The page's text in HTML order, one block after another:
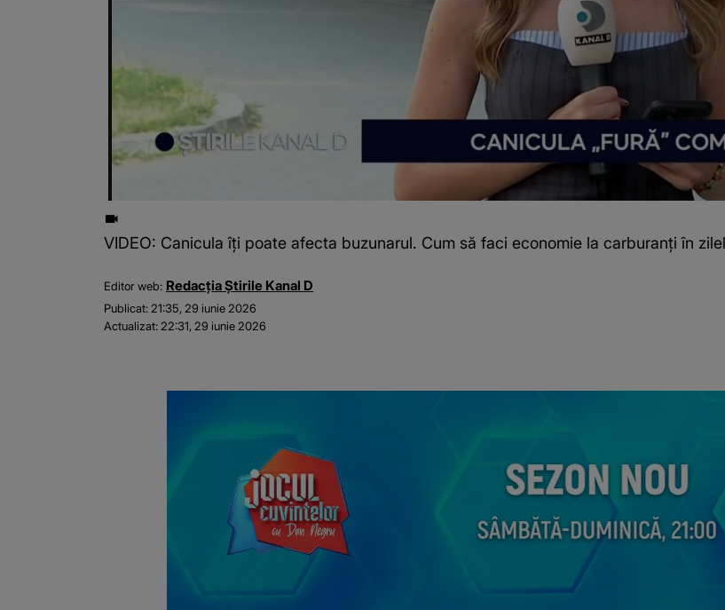
VIDEO: Canicula îți poate afecta buzunarul. Cum să faci economie la carburanți în
Editor web: Redacția Știrile Kanal D
Publicat:21:35, 29 iunie 2026
Actualizat:22:31, 29 iunie 2026